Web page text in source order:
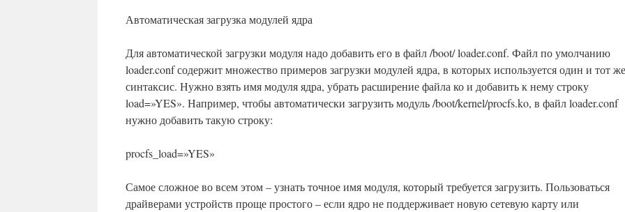
Автоматическая загрузка модулей ядра
Для автоматической загрузки модуля надо добавить его в файл /boot/ loader.conf. Файл по умолчанию
loader.conf содержит множество примеров загрузки модулей ядра, в которых используется один и тот же
синтаксис. Нужно взять имя модуля ядра, убрать расширение файла ко и добавить к нему строку
load=»YES». Например, чтобы автоматически загрузить модуль /boot/kernel/procfs.ko, в файл loader.conf
нужно добавить такую строку:
procfs_load=»YES»
Самое сложное во всем этом – узнать точное имя модуля, который требуется загрузить. Пользоваться
драйверами устройств проще простого – если ядро не поддерживает новую сетевую карту или